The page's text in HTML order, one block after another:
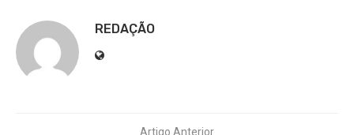
REDAÇÃO
Artigo Anterior